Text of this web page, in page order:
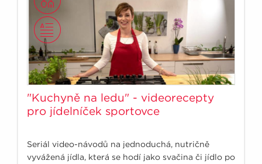
"Kuchyně na ledu" - videorecepty
pro jídelníček sportovce
Seriál video-návodů na jednoduchá, nutričně
vyvážená jídla, která se hodí jako svačina či jídlo po